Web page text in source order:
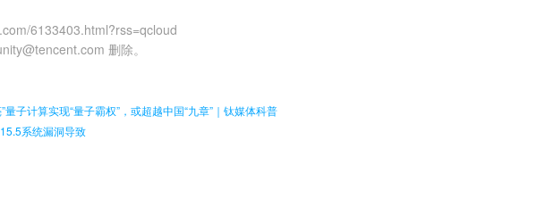
6133403.html?rss=qcloud
删除。
量子计算实现“量子霸权”，或超越中国“九章”｜钛媒体科普
系统漏洞导致